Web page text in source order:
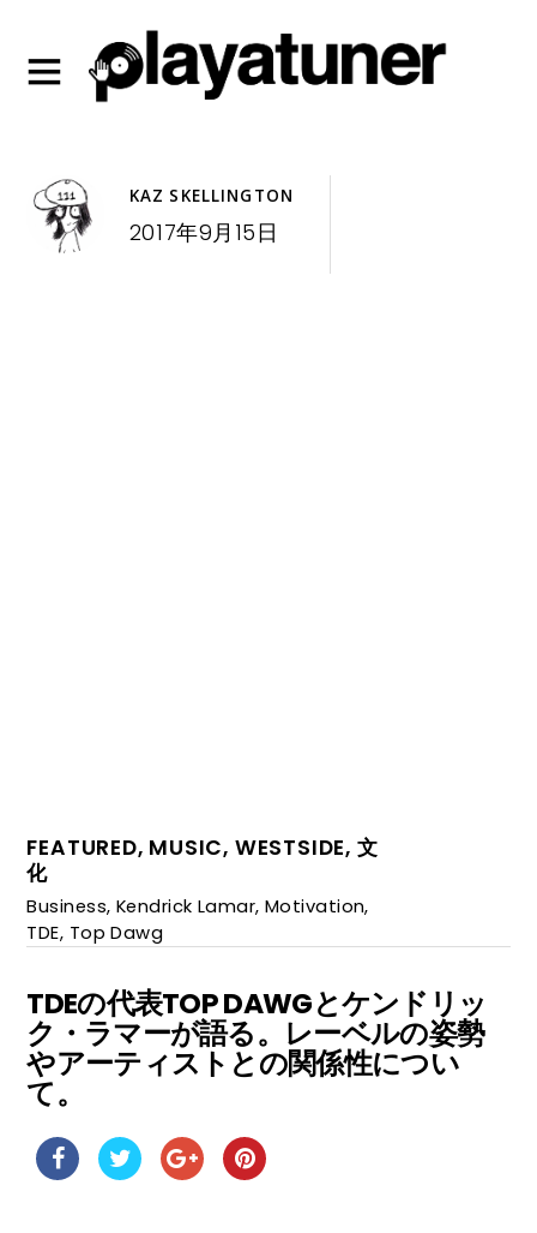
KAZ SKELLINGTON
2017年9月15日
FEATURED, MUSIC, WESTSIDE, 文
化
Business, Kendrick Lamar, Motivation,
TDE, Top Dawg
TDEの代表TOP DAWGとケンドリッ
ク・ラマーが語る。レーベルの姿勢
やアーティストとの関係性につい
て。